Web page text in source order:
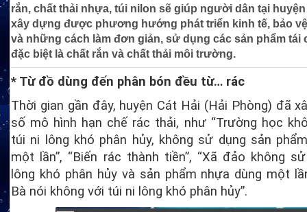
rắn, chất thải nhựa, túi nilon sẽ giúp người dân tại huyện
xây dựng được phương hướng phát triển kinh tế, bảo
và những cách làm đơn giản, sử dụng các sản phẩm tái
đặc biệt là chất rắn và chất thải môi trường.
* Từ đồ dùng đến phân bón đều từ… rác
Thời gian gần đây, huyện Cát Hải (Hải Phòng) đã
số mô hình hạn chế rác thải, như “Trường học
túi ni lông khó phân hủy, không sử dụng sản
một lần”, “Biến rác thành tiền”, “Xã đảo không
lông khó phân hủy và sản phẩm nhựa dùng một
Bà nói không với túi ni lông khó phân hủy”.